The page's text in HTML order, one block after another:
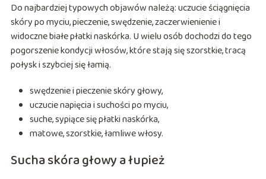
Do najbardziej typowych objawów należą: uczucie ściągnięcia
skóry po myciu, pieczenie, swędzenie, zaczerwienienie i
widoczne białe płatki naskórka. U wielu osób dochodzi do tego
pogorszenie kondycji włosów, które stają się szorstkie, tracą
połysk i szybciej się łamią.
swędzenie i pieczenie skóry głowy,
uczucie napięcia i suchości po myciu,
suche, sypiące się płatki naskórka,
matowe, szorstkie, łamliwe włosy.
Sucha skóra głowy a łupież